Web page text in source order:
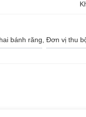
bánh răng Đơn vị thu